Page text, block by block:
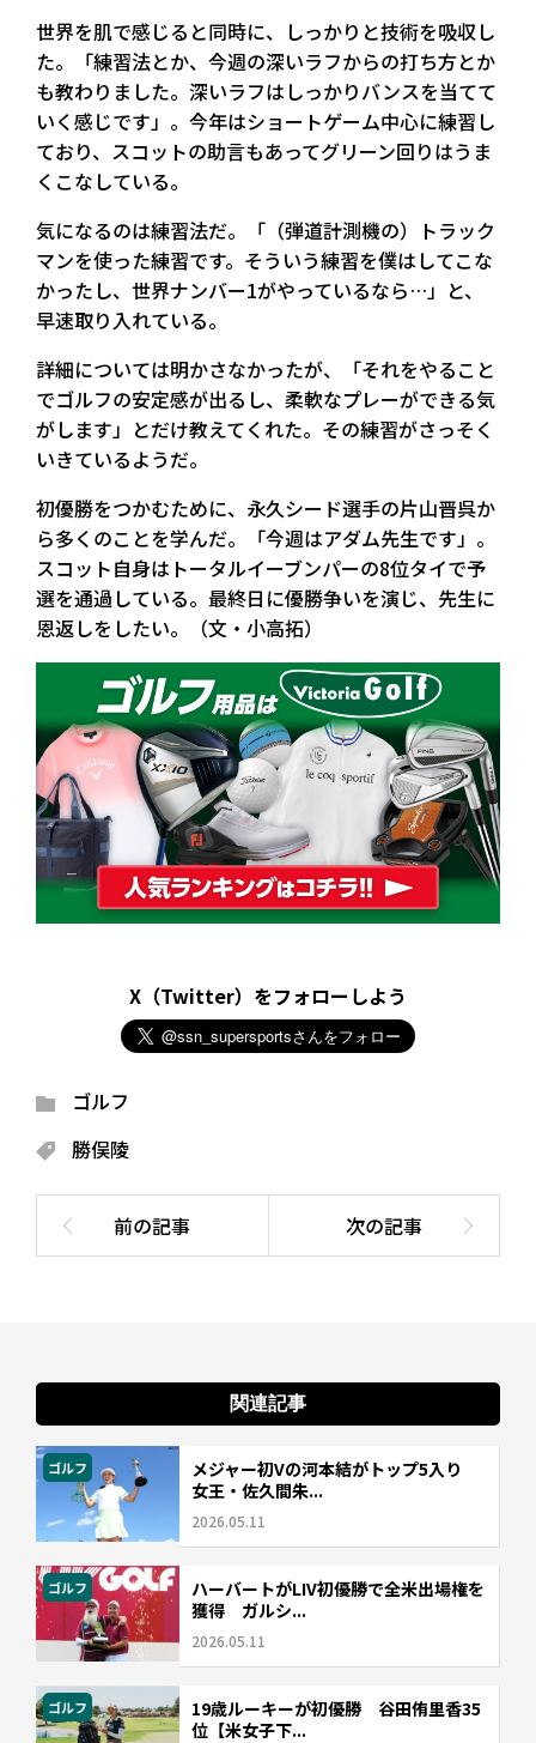
世界を肌で感じると同時に、しっかりと技術を吸収し
た。「練習法とか、今週の深いラフからの打ち方とか
も教わりました。深いラフはしっかりバンスを当てて
いく感じです」。今年はショートゲーム中心に練習し
ており、スコットの助言もあってグリーン回りはうま
くこなしている。
気になるのは練習法だ。「（弾道計測機の）トラック
マンを使った練習です。そういう練習を僕はしてこな
かったし、世界ナンバー1がやっているなら…」と、
早速取り入れている。
詳細については明かさなかったが、「それをやること
でゴルフの安定感が出るし、柔軟なプレーができる気
がします」とだけ教えてくれた。その練習がさっそく
いきているようだ。
初優勝をつかむために、永久シード選手の片山晋呉か
ら多くのことを学んだ。「今週はアダム先生です」。
スコット自身はトータルイーブンパーの8位タイで予
選を通過している。最終日に優勝争いを演じ、先生に
恩返しをしたい。（文・小高拓）
X（Twitter）をフォローしよう
ゴルフ
勝俣陵
関連記事
ゴルフ
メジャー初Vの河本結がトップ5入り
女王・佐久間朱...
2026.05.11
ゴルフ
ハーバートがLIV初優勝で全米出場権を
獲得 ガルシ...
2026.05.11
ゴルフ
19歳ルーキーが初優勝 谷田侑里香35
位【米女子下...